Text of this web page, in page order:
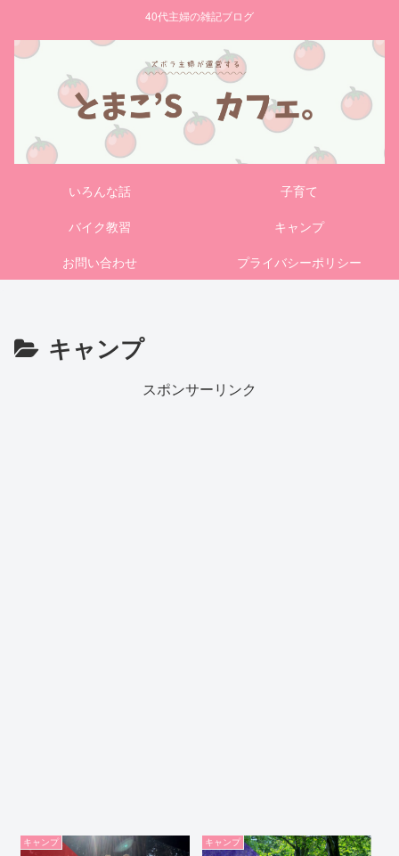
40代主婦の雑記ブログ
いろんな話
子育て
バイク教習
キャンプ
お問い合わせ
プライバシーポリシー
キャンプ
スポンサーリンク
キャンプ キャンプ